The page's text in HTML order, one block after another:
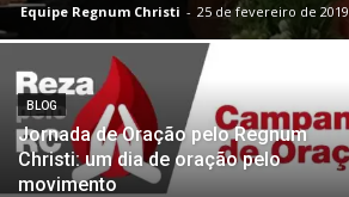
Equipe Regnum Christi - 25 de fevereiro de 2019
BLOG
Jornada de Oração pelo Regnum
Christi: um dia de oração pelo
movimento